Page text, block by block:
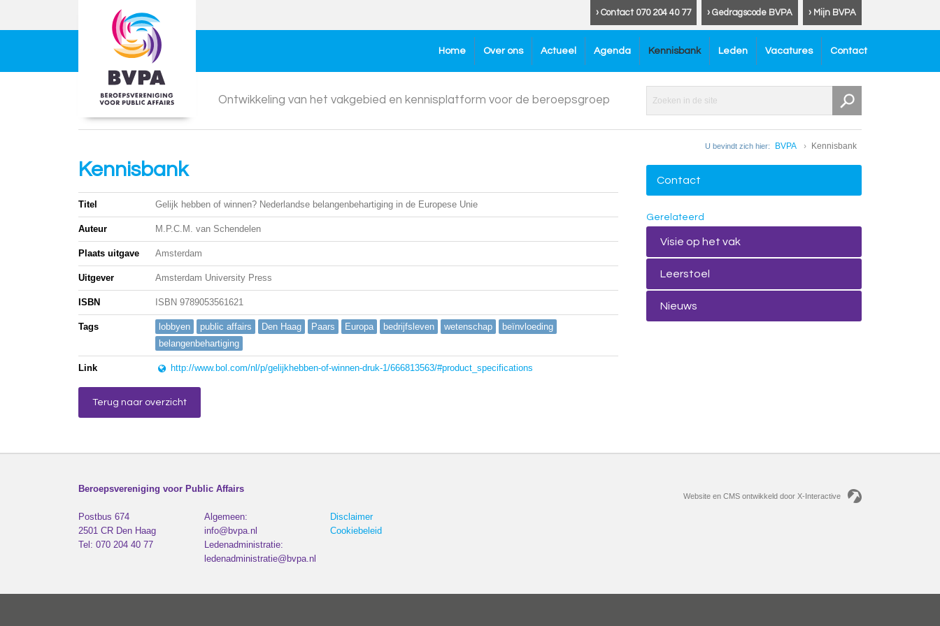
› Mijn BVPA
› Gedragscode BVPA
› Contact 070 204 40 77
Home Over ons Actueel Agenda Kennisbank Leden Vacatures Contact
Ontwikkeling van het vakgebied en kennisplatform voor de beroepsgroep
U bevindt zich hier: BVPA Kennisbank
Kennisbank
Titel Gelijk hebben of winnen? Nederlandse belangenbehartiging in de Europese Unie
Auteur M.P.C.M. van Schendelen
Plaats uitgave Amsterdam
Uitgever Amsterdam University Press
ISBN ISBN 9789053561621
Tags lobbyen public affairs Den Haag Paars Europa bedrijfsleven wetenschap
beïnvloeding
belangenbehartiging
Link http://www.bol.com/nl/p/gelijkhebben-of-winnen-druk-1/666813563/#product_specifications
Terug naar overzicht
Contact
Gerelateerd
Visie op het vak
Leerstoel
Nieuws
Beroepsvereniging voor Public Affairs
Postbus 674
2501 CR Den Haag
Tel: 070 204 40 77
Algemeen:
info@bvpa.nl
Ledenadministratie:
ledenadministratie@bvpa.nl
Disclaimer
Cookiebeleid
Website en CMS ontwikkeld door X-Interactive